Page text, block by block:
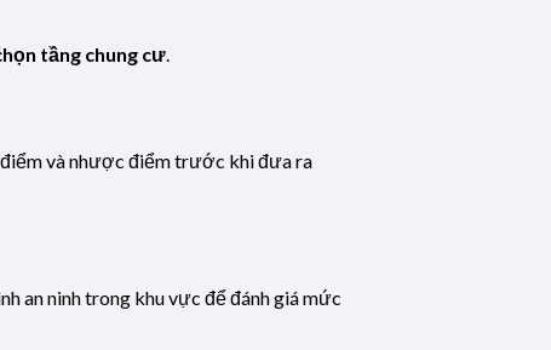
tầng chung cư.
điểm và nhược điểm trước khi đưa ra
an ninh trong khu vực để đánh giá mức